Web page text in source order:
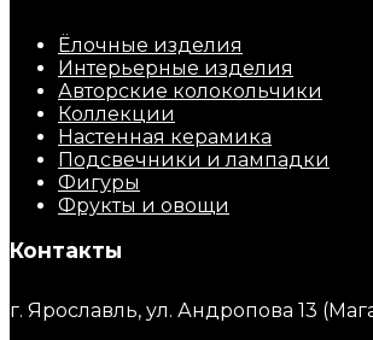
Ёлочные изделия
Интерьерные изделия
Авторские колокольчики
Коллекции
Настенная керамика
Подсвечники и лампадки
Фигуры
Фрукты и овощи
Контакты
г. Ярославль, ул. Андропова 13